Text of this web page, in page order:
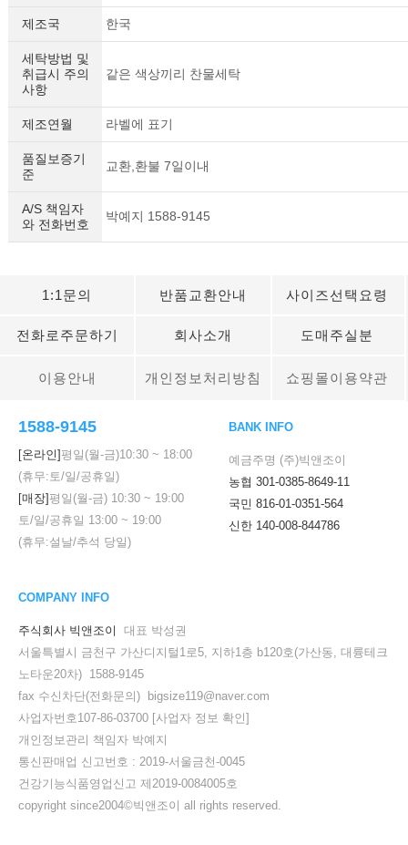
제조국 한국
세탁방법 및
취급시 주의
사항
같은 색상끼리 찬물세탁
제조연월 라벨에 표기
품질보증기
준
교환,환불 7일이내
A/S 책임자
와 전화번호
박예지 1588-9145
1:1문의 반품교환안내 사이즈선택요령
전화로주문하기 회사소개 도매주실분
이용안내 개인정보처리방침 쇼핑몰이용약관
1588-9145
[온라인] 평일(월-금)10:30 ~ 18:00
(휴무:토/일/공휴일)
[매장] 평일(월-금) 10:30 ~ 19:00
토/일/공휴일 13:00 ~ 19:00
(휴무:설날/추석 당일)
BANK INFO
예금주명 (주)빅앤조이
농협 301-0385-8649-11
국민 816-01-0351-564
신한 140-008-844786
COMPANY INFO
주식회사 빅앤조이
대표 박성권
서울특별시 금천구 가산디지털1로5, 지하1층 b120호(가산동, 대륭테크
노타운20차) 1588-9145
fax 수신차단(전화문의) bigsize119@naver.com
사업자번호107-86-03700 [사업자 정보 확인]
개인정보관리 책임자 박예지
통신판매업 신고번호 : 2019-서울금천-0045
건강기능식품영업신고 제2019-0084005호
copyright since2004©빅앤조이 all rights reserved.